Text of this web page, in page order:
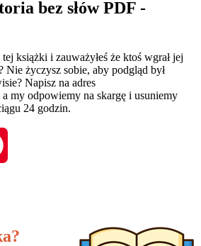
bez słów PDF -
książki i zauważyłeś że ktoś wgrał jej
Nie życzysz sobie, aby podgląd był
Napisz na adres
a my odpowiemy na skargę i usuniemy
24 godzin.